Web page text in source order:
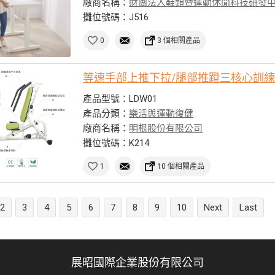
廠商名稱： 財團法人鞋類暨運動休閒科技研發
攤位號碼：J516
0 3 個相關產品
等速手部上推下拉/腿部推蹬三核心訓練
產品型號：LDW01
產品分類：樂活與運動復健
廠商名稱： 明根股份有限公司
攤位號碼：K214
1 10 個相關產品
2 3 4 5 6 7 8 9 10 Next Last
展昭國際企業股份有限公司